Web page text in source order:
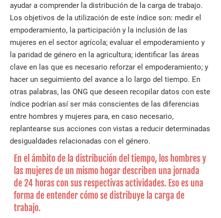
ayudar a comprender la distribución de la carga de trabajo.
Los objetivos de la utilización de este índice son: medir el
empoderamiento, la participación y la inclusión de las
mujeres en el sector agrícola; evaluar el empoderamiento y
la paridad de género en la agricultura; identificar las áreas
clave en las que es necesario reforzar el empoderamiento; y
hacer un seguimiento del avance a lo largo del tiempo. En
otras palabras, las ONG que deseen recopilar datos con este
índice podrían así ser más conscientes de las diferencias
entre hombres y mujeres para, en caso necesario,
replantearse sus acciones con vistas a reducir determinadas
desigualdades relacionadas con el género.
En el ámbito de la distribución del tiempo, los hombres y
las mujeres de un mismo hogar describen una jornada
de 24 horas con sus respectivas actividades. Eso es una
forma de entender cómo se distribuye la carga de
trabajo.